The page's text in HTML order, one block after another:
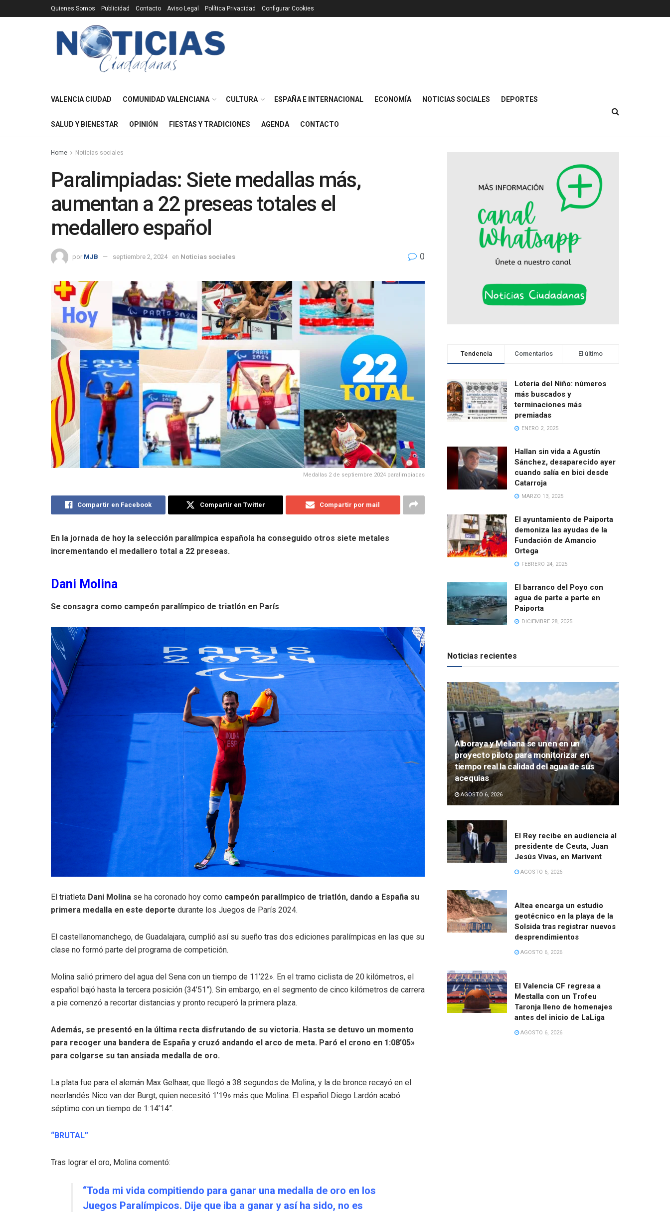
Quienes Somos Publicidad Contacto Aviso Legal Política Privacidad Configurar Cookies
VALENCIA CIUDAD COMUNIDAD VALENCIANA CULTURA ESPAÑA E INTERNACIONAL ECONOMÍA NOTICIAS SOCIALES DEPORTES
SALUD Y BIENESTAR OPINIÓN FIESTAS Y TRADICIONES AGENDA CONTACTO
Home Noticias sociales
Paralimpiadas: Siete medallas más,
aumentan a 22 preseas totales el
medallero español
por MJB septiembre 2, 2024 en Noticias sociales 0
Medallas 2 de septiembre 2024 paralimpiadas
Compartir en Facebook Compartir en Twitter Compartir por mail
En la jornada de hoy la selección paralímpica española ha conseguido otros siete metales
incrementando el medallero total a 22 preseas.
Dani Molina
Se consagra como campeón paralímpico de triatlón en París
El triatleta Dani Molina se ha coronado hoy como campeón paralímpico de triatlón, dando a España su
primera medalla en este deporte durante los Juegos de París 2024.
El castellanomanchego, de Guadalajara, cumplió así su sueño tras dos ediciones paralímpicas en las que su
clase no formó parte del programa de competición.
Molina salió primero del agua del Sena con un tiempo de 11’22». En el tramo ciclista de 20 kilómetros, el
español bajó hasta la tercera posición (34’51”). Sin embargo, en el segmento de cinco kilómetros de carrera
a pie comenzó a recortar distancias y pronto recuperó la primera plaza.
Además, se presentó en la última recta disfrutando de su victoria. Hasta se detuvo un momento
para recoger una bandera de España y cruzó andando el arco de meta. Paró el crono en 1:08’05»
para colgarse su tan ansiada medalla de oro.
La plata fue para el alemán Max Gelhaar, que llegó a 38 segundos de Molina, y la de bronce recayó en el
neerlandés Nico van der Burgt, quien necesitó 1’19» más que Molina. El español Diego Lardón acabó
séptimo con un tiempo de 1:14’14”.
“BRUTAL”
Tras lograr el oro, Molina comentó:
“Toda mi vida compitiendo para ganar una medalla de oro en los
Juegos Paralímpicos. Dije que iba a ganar y así ha sido, no es
Tendencia Comentarios El último
Lotería del Niño: números
más buscados y
terminaciones más
premiadas
ENERO 2, 2025
Hallan sin vida a Agustín
Sánchez, desaparecido ayer
cuando salía en bici desde
Catarroja
MARZO 13, 2025
El ayuntamiento de Paiporta
demoniza las ayudas de la
Fundación de Amancio
Ortega
FEBRERO 24, 2025
El barranco del Poyo con
agua de parte a parte en
Paiporta
DICIEMBRE 28, 2025
Noticias recientes
Alboraya y Meliana se unen en un
proyecto piloto para monitorizar en
tiempo real la calidad del agua de sus
acequias
AGOSTO 6, 2026
El Rey recibe en audiencia al
presidente de Ceuta, Juan
Jesús Vivas, en Marivent
AGOSTO 6, 2026
Altea encarga un estudio
geotécnico en la playa de la
Solsida tras registrar nuevos
desprendimientos
AGOSTO 6, 2026
El Valencia CF regresa a
Mestalla con un Trofeu
Taronja lleno de homenajes
antes del inicio de LaLiga
AGOSTO 6, 2026